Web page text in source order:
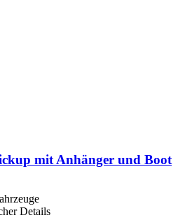
mit Anhänger und Boot
Details